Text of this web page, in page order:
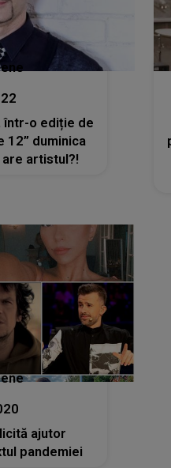
într-o ediție de
12” duminica
are artistul?!
ajutor
pandemiei